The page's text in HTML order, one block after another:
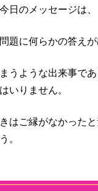
日のメッセージは、
題に何らかの答えが
うような出来事で
いりません。
はご縁がなかった
。